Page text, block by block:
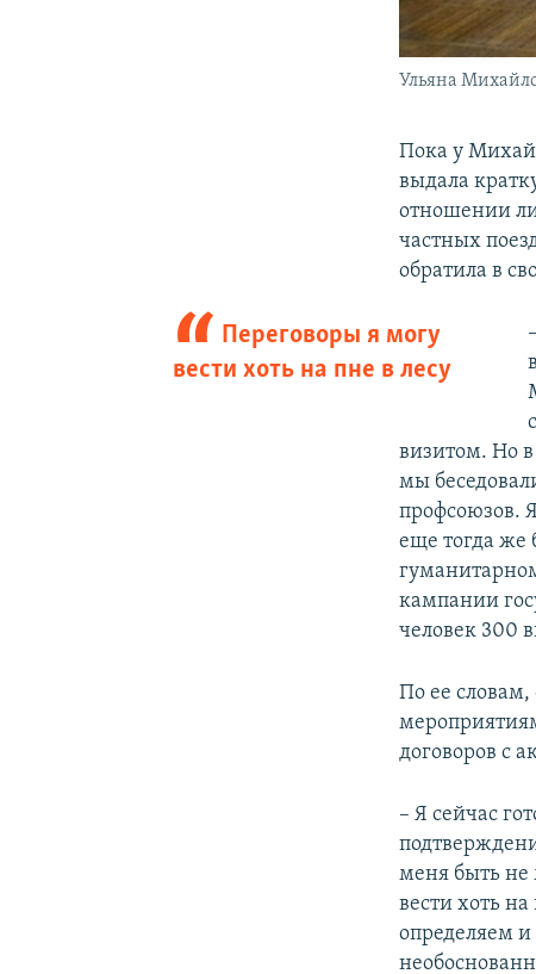
Ульяна
Пока у
выдала
отношении
частных
обратила в
Переговоры я могу
вести хоть на пне в лесу
визитом. Но
мы
профсоюзов.
еще тогда же
кампании
человек 300
По ее
договоров с
– Я сейчас
меня быть не
вести хоть
определяем